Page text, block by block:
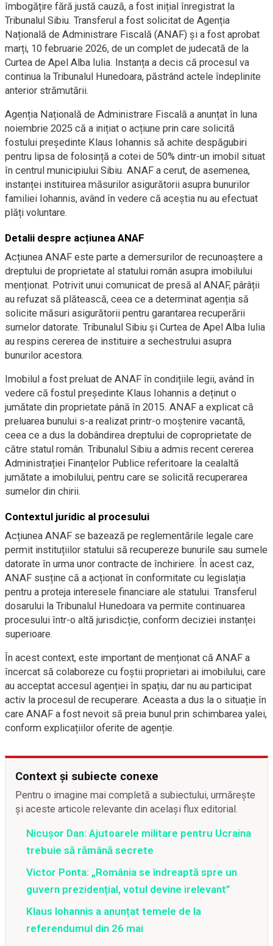
îmbogățire fără justă cauză, a fost inițial înregistrat la
Tribunalul Sibiu. Transferul a fost solicitat de Agenția
Națională de Administrare Fiscală (ANAF) și a fost aprobat
marți, 10 februarie 2026, de un complet de judecată de la
Curtea de Apel Alba Iulia. Instanța a decis că procesul va
continua la Tribunalul Hunedoara, păstrând actele îndeplinite
anterior strămutării.
Agenția Națională de Administrare Fiscală a anunțat în luna
noiembrie 2025 că a inițiat o acțiune prin care solicită
fostului președinte Klaus Iohannis să achite despăgubiri
pentru lipsa de folosință a cotei de 50% dintr-un imobil situat
în centrul municipiului Sibiu. ANAF a cerut, de asemenea,
instanței instituirea măsurilor asigurătorii asupra bunurilor
familiei Iohannis, având în vedere că aceștia nu au efectuat
plăți voluntare.
Detalii despre acțiunea ANAF
Acțiunea ANAF este parte a demersurilor de recunoaștere a
dreptului de proprietate al statului român asupra imobilului
menționat. Potrivit unui comunicat de presă al ANAF, pârâții
au refuzat să plătească, ceea ce a determinat agenția să
solicite măsuri asigurătorii pentru garantarea recuperării
sumelor datorate. Tribunalul Sibiu și Curtea de Apel Alba Iulia
au respins cererea de instituire a sechestrului asupra
bunurilor acestora.
Imobilul a fost preluat de ANAF în condițiile legii, având în
vedere că fostul președinte Klaus Iohannis a deținut o
jumătate din proprietate până în 2015. ANAF a explicat că
preluarea bunului s-a realizat printr-o moștenire vacantă,
ceea ce a dus la dobândirea dreptului de coproprietate de
către statul român. Tribunalul Sibiu a admis recent cererea
Administrației Finanțelor Publice referitoare la cealaltă
jumătate a imobilului, pentru care se solicită recuperarea
sumelor din chirii.
Contextul juridic al procesului
Acțiunea ANAF se bazează pe reglementările legale care
permit instituțiilor statului să recupereze bunurile sau sumele
datorate în urma unor contracte de închiriere. În acest caz,
ANAF susține că a acționat în conformitate cu legislația
pentru a proteja interesele financiare ale statului. Transferul
dosarului la Tribunalul Hunedoara va permite continuarea
procesului într-o altă jurisdicție, conform deciziei instanței
superioare.
În acest context, este important de menționat că ANAF a
încercat să colaboreze cu foștii proprietari ai imobilului, care
au acceptat accesul agenției în spațiu, dar nu au participat
activ la procesul de recuperare. Aceasta a dus la o situație în
care ANAF a fost nevoit să preia bunul prin schimbarea yalei,
conform explicațiilor oferite de agenție.
Context și subiecte conexe
Pentru o imagine mai completă a subiectului, urmărește
și aceste articole relevante din același flux editorial.
Nicuşor Dan: Ajutoarele militare pentru Ucraina
trebuie să rămână secrete
Victor Ponta: „România se îndreaptă spre un
guvern prezidențial, votul devine irelevant”
Klaus Iohannis a anunțat temele de la
referendumul din 26 mai